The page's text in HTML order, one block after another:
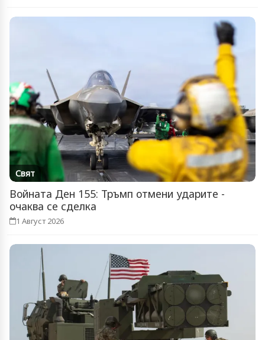
Свят
Войната Ден 155: Тръмп отмени ударите -
очаква се сделка
1 Август 2026